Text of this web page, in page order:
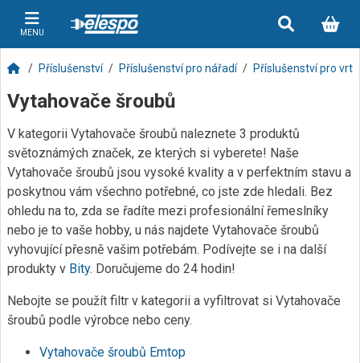
MENU
Příslušenství Příslušenství pro nářadí Příslušenství pro
Vytahovače šroubů
V kategorii Vytahovače šroubů naleznete 3 produktů
světoznámých značek, ze kterých si vyberete! Naše
Vytahovače šroubů jsou vysoké kvality a v perfektním stavu a
poskytnou vám všechno potřebné, co jste zde hledali. Bez
ohledu na to, zda se řadíte mezi profesionální řemeslníky
nebo je to vaše hobby, u nás najdete Vytahovače šroubů
vyhovující přesně vašim potřebám. Podívejte se i na další
produkty v Bity. Doručujeme do 24 hodin!
Nebojte se použít filtr v kategorii a vyfiltrovat si Vytahovače
šroubů podle výrobce nebo ceny.
Vytahovače šroubů Emtop